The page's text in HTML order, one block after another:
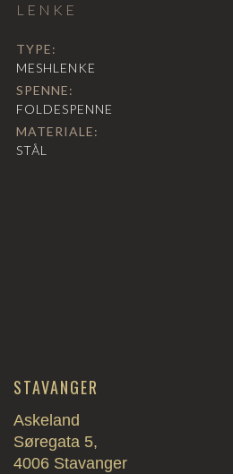
LENKE
TYPE:
MESHLENKE
SPENNE:
FOLDESPENNE
MATERIALE:
STÅL
STAVANGER
Askeland
Søregata 5,
4006 Stavanger